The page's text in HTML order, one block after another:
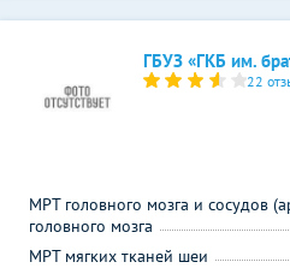
ГБУЗ «ГКБ им.
22
МРТ головного мозга и сосудов
головного мозга
МРТ мягких тканей шеи